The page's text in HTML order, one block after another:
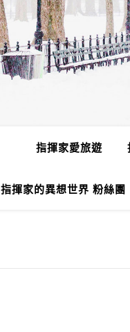
指揮家愛旅遊
指揮家的異想世界 粉絲團